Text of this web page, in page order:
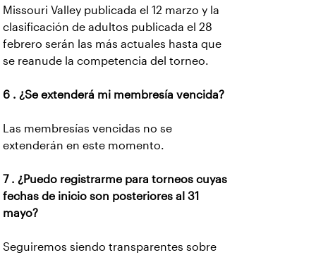
Missouri Valley publicada el 12 marzo y la
clasificación de adultos publicada el 28
febrero serán las más actuales hasta que
se reanude la competencia del torneo.
6 . ¿Se extenderá mi membresía vencida?
Las membresías vencidas no se
extenderán en este momento.
7 . ¿Puedo registrarme para torneos cuyas
fechas de inicio son posteriores al 31
mayo?
Seguiremos siendo transparentes sobre